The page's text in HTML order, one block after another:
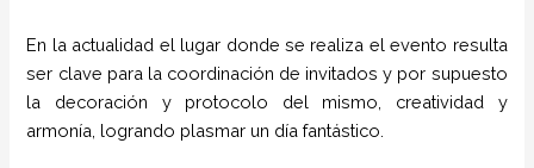
En la actualidad el lugar donde se realiza el evento resulta
ser clave para la coordinación de invitados y por supuesto
la decoración y protocolo del mismo, creatividad y
armonía, logrando plasmar un día fantástico.